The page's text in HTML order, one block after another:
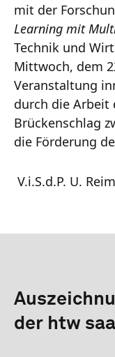
mit der
Learning mit
Technik und
Mittwoch, dem
Veranstaltung
durch die Arbeit
Brückenschlag
die Förderung
V.i.S.d.P. U.
der htw